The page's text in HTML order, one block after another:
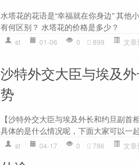
水塔花的花语是“幸福就在你身边” 其
有何区别？ 水塔花的价格是多少？
st 01-06 0 899 文章
沙特外交大臣与埃及
势
【沙特外交大臣与埃及外长和约旦副
具体的是什么情况呢，下面大家可以一
st 04-17 0 786 文章